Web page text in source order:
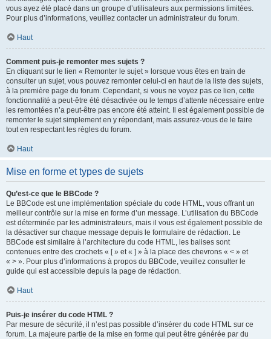
vous ayez été placé dans un groupe d’utilisateurs aux permissions limitées.
Pour plus d’informations, veuillez contacter un administrateur du forum.
Haut
Comment puis-je remonter mes sujets ?
En cliquant sur le lien « Remonter le sujet » lorsque vous êtes en train de
consulter un sujet, vous pouvez remonter celui-ci en haut de la liste des sujets,
à la première page du forum. Cependant, si vous ne voyez pas ce lien, cette
fonctionnalité a peut-être été désactivée ou le temps d’attente nécessaire entre
les remontées n’a peut-être pas encore été atteint. Il est également possible de
remonter le sujet simplement en y répondant, mais assurez-vous de le faire
tout en respectant les règles du forum.
Haut
Mise en forme et types de sujets
Qu’est-ce que le BBCode ?
Le BBCode est une implémentation spéciale du code HTML, vous offrant un
meilleur contrôle sur la mise en forme d’un message. L’utilisation du BBCode
est déterminée par les administrateurs, mais il vous est également possible de
la désactiver sur chaque message depuis le formulaire de rédaction. Le
BBCode est similaire à l’architecture du code HTML, les balises sont
contenues entre des crochets « [ » et « ] » à la place des chevrons « < » et
« > ». Pour plus d’informations à propos du BBCode, veuillez consulter le
guide qui est accessible depuis la page de rédaction.
Haut
Puis-je insérer du code HTML ?
Par mesure de sécurité, il n’est pas possible d’insérer du code HTML sur ce
forum. La majeure partie de la mise en forme qui peut être générée par du